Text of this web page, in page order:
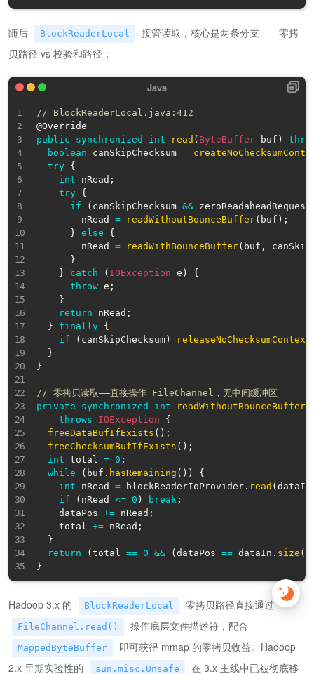
随后 BlockReaderLocal
接管读取，核心是两条分支——零拷
贝路径 vs 校验和路径：
// BlockReaderLocal.java:412
@Override
public
synchronized int read ( ByteBuffer buf )
boolean canSkipChecksum =
try
{
int nRead ;
try
{
if
( canSkipChecksum &&
        nRead
= readWithoutBounceBuffer( buf ) ;
} else
{
        nRead
= readWithBounceBuffer( buf ,
}
}
catch ( IOException e )
{
throw e ;
}
return nRead ;
}
finally
{
if
( canSkipChecksum ) releaseNoChecksumContext
}
}
// 零拷贝读取——直接操作 FileChannel，无中间缓冲区
private
synchronized int readWithoutBounceBuffer
throws
IOException
{
freeDataBufIfExists ( ) ;
freeChecksumBufIfExists ( ) ;
int total = 0 ;
while
( buf . hasRemaining ( ) )
{
int nRead = blockReaderIoProvider . read ( dataIn
if
( nRead <= 0 ) break ;
    dataPos
+= nRead ;
    total
+= nRead ;
}
return
( total == 0 && ( dataPos == dataIn . size (
}
Hadoop 3.x 的 BlockReaderLocal 零拷贝路径直接通过
FileChannel.read() 操作底层文件描述符，配合
MappedByteBuffer
即可获得 mmap 的零拷贝收益。Hadoop
2.x 早期实验性的
sun.misc.Unsafe 在 3.x 主线中已被彻底移